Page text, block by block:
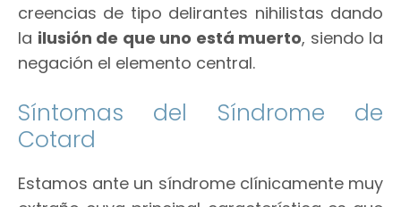
creencias de tipo delirantes nihilistas dando
la ilusión de que uno está muerto, siendo la
negación el elemento central.
Síntomas del Síndrome de
Cotard
Estamos ante un síndrome clínicamente muy